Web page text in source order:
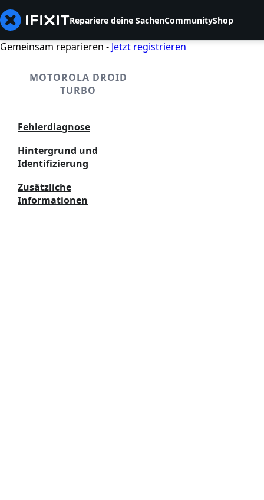
Repariere deine SachenCommunityShop
Gemeinsam reparieren - Jetzt registrieren
MOTOROLA DROID
TURBO
Fehlerdiagnose
Hintergrund und
Identifizierung
Zusätzliche
Informationen